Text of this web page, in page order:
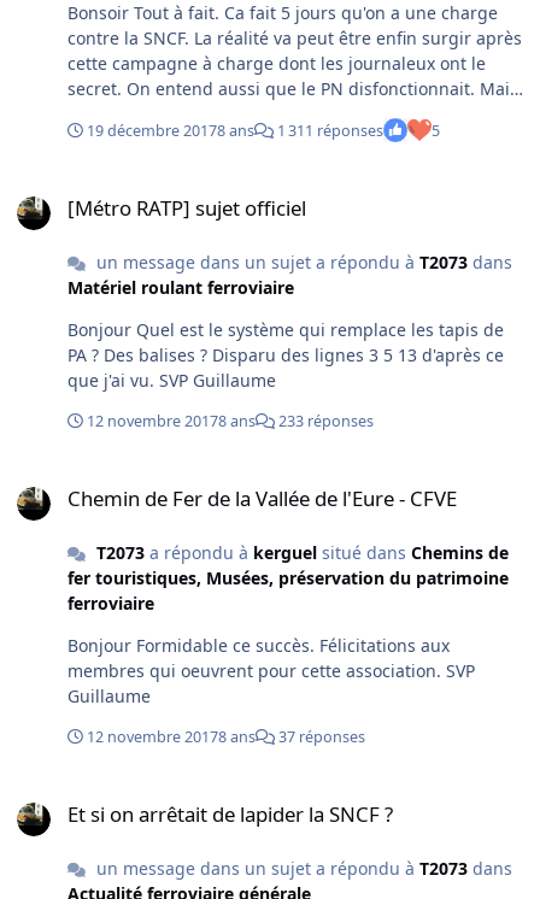
Bonsoir Tout à fait. Ca fait 5 jours qu'on a une charge
contre la SNCF. La réalité va peut être enfin surgir après
cette campagne à charge dont les journaleux ont le
secret. On entend aussi que le PN disfonctionnait. Mais
en position "fermée" comme c'est le cas dans 99% des
cas. Pauvre familles qui ont perdu leurs enfants mais19 décembre 20178 ans 1 311 réponses 5
[Métro RATP] sujet officiel
un message dans un sujet a répondu à T2073dans
Matériel roulant ferroviaire
Bonjour Quel est le système qui remplace les tapis de
PA ? Des balises ? Disparu des lignes 3 5 13 d'après ce
que j'ai vu. SVP Guillaume
12 novembre 20178 ans 233 réponses
Chemin de Fer de la Vallée de l'Eure - CFVE
T2073a répondu à kerguelsitué dans Chemins de
fer touristiques, Musées, préservation du patrimoine
ferroviaire
Bonjour Formidable ce succès. Félicitations aux
membres qui oeuvrent pour cette association. SVP
Guillaume
12 novembre 20178 ans 37 réponses
Et si on arrêtait de lapider la SNCF ?
un message dans un sujet a répondu à T2073dans
Actualité ferroviaire générale